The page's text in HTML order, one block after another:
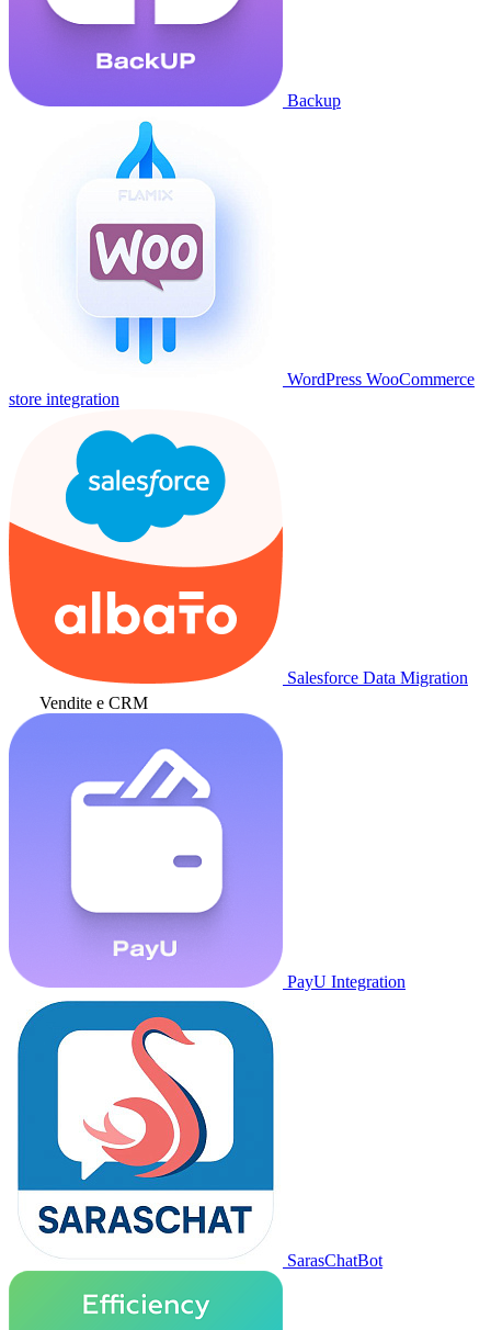
Backup
WordPress WooCommerce
store integration
Salesforce Data Migration
Vendite e CRM
PayU Integration
SarasChatBot